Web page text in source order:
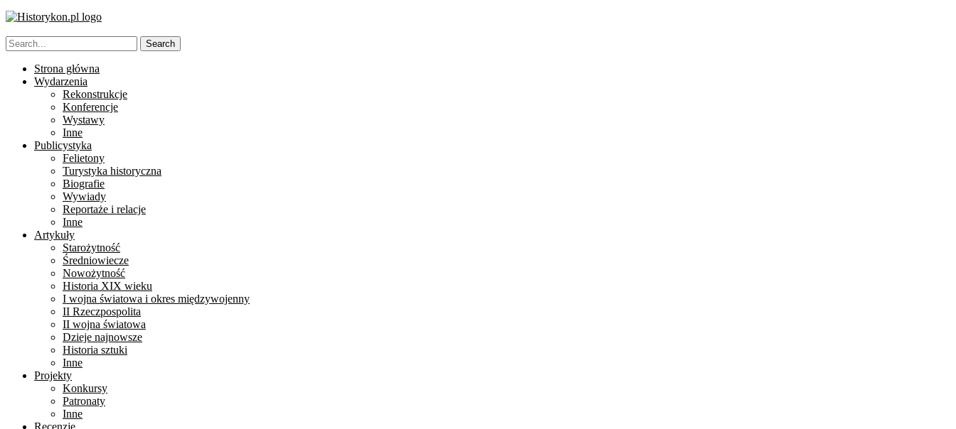
Strona główna
Wydarzenia
Rekonstrukcje
Konferencje
Wystawy
Inne
Publicystyka
Felietony
Turystyka historyczna
Biografie
Wywiady
Reportaże i relacje
Inne
Artykuły
Starożytność
Średniowiecze
Nowożytność
Historia XIX wieku
I wojna światowa i okres międzywojenny
II Rzeczpospolita
II wojna światowa
Dzieje najnowsze
Historia sztuki
Inne
Projekty
Konkursy
Patronaty
Inne